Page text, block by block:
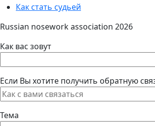
Как стать судьей
Russian nosework association 2026
Как вас зовут
Если Вы хотите получить обратную
Тема